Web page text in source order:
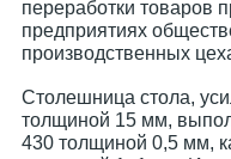
переработки товаров
предприятиях
производственных
Столешница стола,
толщиной 15 мм,
430 толщиной 0,5 мм,